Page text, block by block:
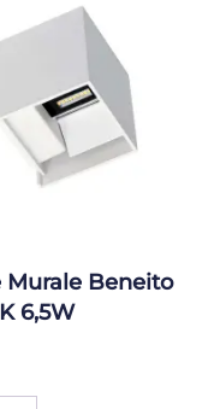
Beneito
6,5W